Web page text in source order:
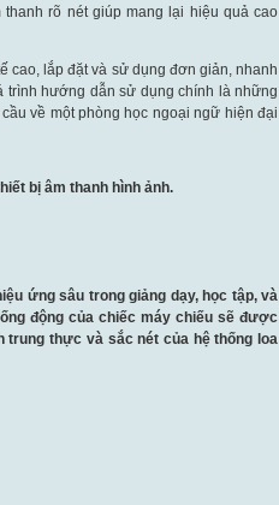
rõ nét giúp mang lại hiệu quả cao
cao, lắp đặt và sử dụng đơn giản, nhanh
trình hướng dẫn sử dụng chính là những
về một phòng học ngoại ngữ hiện đại
bị âm thanh hình ảnh.
ứng sâu trong giảng dạy, học tập, và
động của chiếc máy chiếu sẽ được
trung thực và sắc nét của hệ thống loa